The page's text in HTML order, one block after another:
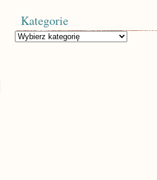
Kategorie
Kategorie